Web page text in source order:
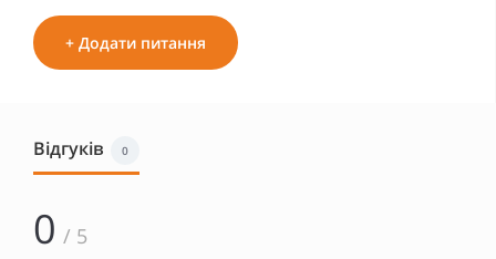
+ Додати питання
Відгуків 0
0 / 5